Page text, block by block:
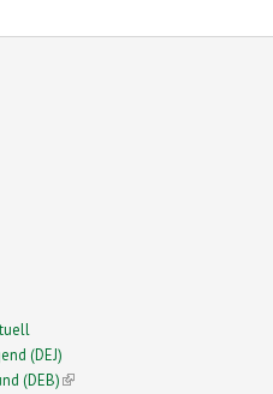
(DEJ)
(DEB)(link is external)